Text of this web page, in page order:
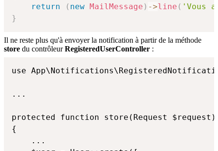
return
( new MailMessage ) ->line ( 'Vous
}
Il ne reste plus qu'à envoyer la notification à partir de la méthode
store du contrôleurRegisteredUserController :
use
...
protected function store(Request
{
    ...